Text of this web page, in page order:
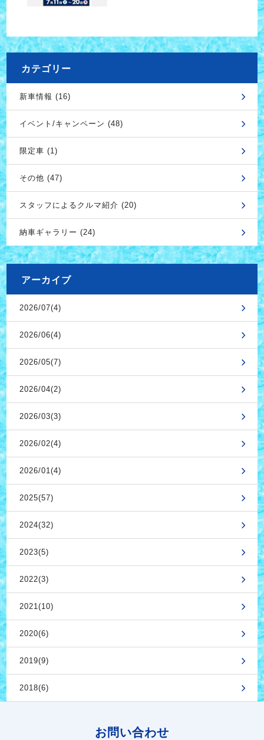
カテゴリー
新車情報 (16)
イベント/キャンペーン (48)
限定車 (1)
その他 (47)
スタッフによるクルマ紹介 (20)
納車ギャラリー (24)
アーカイブ
2026/07(4)
2026/06(4)
2026/05(7)
2026/04(2)
2026/03(3)
2026/02(4)
2026/01(4)
2025(57)
2024(32)
2023(5)
2022(3)
2021(10)
2020(6)
2019(9)
2018(6)
お問い合わせ